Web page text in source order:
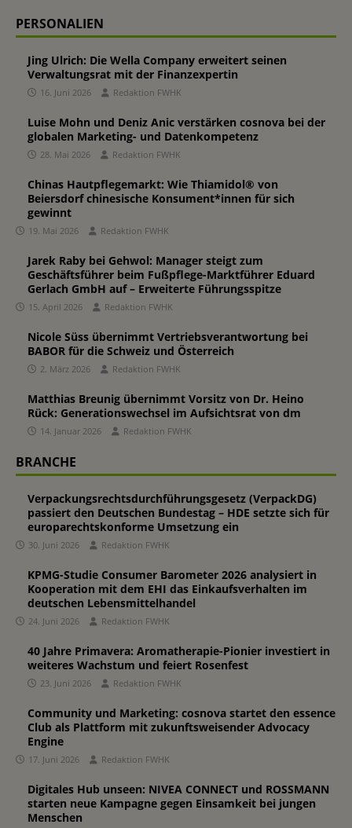
PERSONALIEN
Jing Ulrich: Die Wella Company erweitert seinen
Verwaltungsrat mit der Finanzexpertin
16. Juni 2026 Redaktion FWHK
Luise Mohn und Deniz Anic verstärken cosnova bei der
globalen Marketing- und Datenkompetenz
28. Mai 2026 Redaktion FWHK
Chinas Hautpflegemarkt: Wie Thiamidol® von
Beiersdorf chinesische Konsument*innen für sich
gewinnt
19. Mai 2026 Redaktion FWHK
Jarek Raby bei Gehwol: Manager steigt zum
Geschäftsführer beim Fußpflege-Marktführer Eduard
Gerlach GmbH auf – Erweiterte Führungsspitze
15. April 2026 Redaktion FWHK
Nicole Süss übernimmt Vertriebsverantwortung bei
BABOR für die Schweiz und Österreich
2. März 2026 Redaktion FWHK
Matthias Breunig übernimmt Vorsitz von Dr. Heino
Rück: Generationswechsel im Aufsichtsrat von dm
14. Januar 2026 Redaktion FWHK
BRANCHE
Verpackungsrechtsdurchführungsgesetz (VerpackDG)
passiert den Deutschen Bundestag – HDE setzte sich für
europarechtskonforme Umsetzung ein
30. Juni 2026 Redaktion FWHK
KPMG-Studie Consumer Barometer 2026 analysiert in
Kooperation mit dem EHI das Einkaufsverhalten im
deutschen Lebensmittelhandel
24. Juni 2026 Redaktion FWHK
40 Jahre Primavera: Aromatherapie-Pionier investiert in
weiteres Wachstum und feiert Rosenfest
23. Juni 2026 Redaktion FWHK
Community und Marketing: cosnova startet den essence
Club als Plattform mit zukunftsweisender Advocacy
Engine
17. Juni 2026 Redaktion FWHK
Digitales Hub unseen: NIVEA CONNECT und ROSSMANN
starten neue Kampagne gegen Einsamkeit bei jungen
Menschen